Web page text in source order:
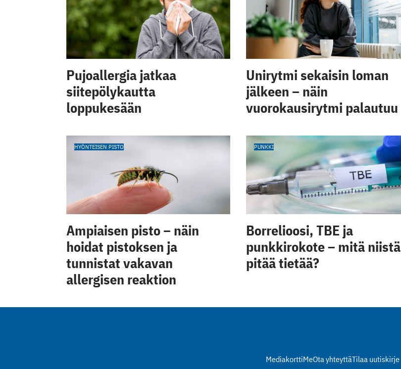
Pujoallergia jatkaa
siitepölykautta
loppukesään
Unirytmi sekaisin loman
jälkeen – näin
vuorokausirytmi palautuu
HYÖNTEISEN PISTO
Ampiaisen pisto – näin
hoidat pistoksen ja
tunnistat vakavan
allergisen reaktion
PUNKKI
Borrelioosi, TBE ja
punkkirokote – mitä niistä
pitää tietää?
MediakorttiMeOta yhteyttäTilaa uutiskirje